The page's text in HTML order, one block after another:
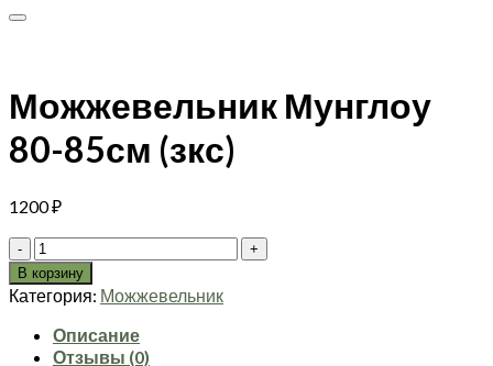
Можжевельник Мунглоу
80-85см (зкс)
1200₽
Количество
товара
Можжевельник
Мунглоу
80-
85см
В корзину
Категория: Можжевельник
Описание
Отзывы (0)